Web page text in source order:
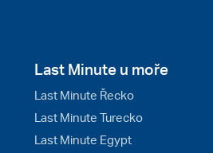
Last Minute u moře
Last Minute Řecko
Last Minute Turecko
Last Minute Egypt